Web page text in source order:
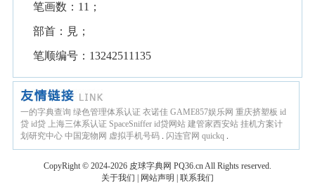
笔画数：11；
部首：見；
笔顺编号：13242511135
一的字典查询 绿色管理体系认证 衣诺佳 GAME857娱乐网 重庆挤塑板 id
贷 id贷 上海三体系认证 SpaceSniffer id贷网站 建管家西安站 挂机方案计
划研究中心 中国宠物网 虚拟手机号码 . 闪连官网 quickq .
CopyRight © 2024-2026 皮球字典网 PQ36.cnAll Rights reserved.
关于我们
网站声明 联系我们